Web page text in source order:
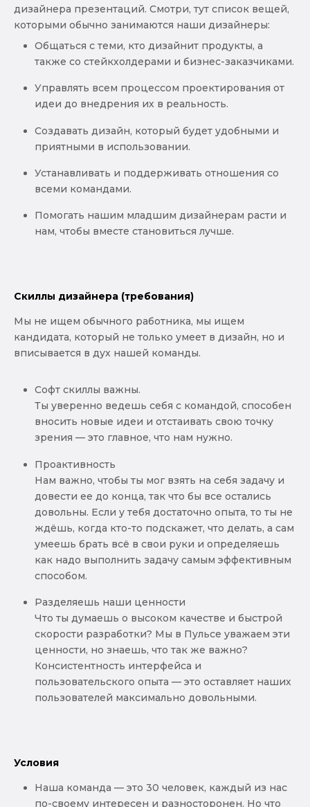
дизайнера презентаций. Cмотри, тут список вещей,
которыми обычно занимаются наши дизайнеры:
Общаться с теми, кто дизайнит продукты, а
также со стейкхолдерами и бизнес-заказчиками.
Управлять всем процессом проектирования от
идеи до внедрения их в реальность.
Создавать дизайн, который будет удобными и
приятными в использовании.
Устанавливать и поддерживать отношения со
всеми командами.
Помогать нашим младшим дизайнерам расти и
нам, чтобы вместе становиться лучше.
Скиллы дизайнера (требования)
Мы не ищем обычного работника, мы ищем
кандидата, который не только умеет в дизайн, но и
вписывается в дух нашей команды.
Cофт скиллы важны.
Ты уверенно ведешь себя с командой, способен
вносить новые идеи и отстаивать свою точку
зрения — это главное, что нам нужно.
Проактивность
Нам важно, чтобы ты мог взять на себя задачу и
довести ее до конца, так что бы все остались
довольны. Если у тебя достаточно опыта, то ты не
ждёшь, когда кто-то подскажет, что делать, а сам
умеешь брать всё в свои руки и определяешь
как надо выполнить задачу самым эффективным
способом.
Разделяешь наши ценности
Что ты думаешь о высоком качестве и быстрой
скорости разработки? Мы в Пульсе уважаем эти
ценности, но знаешь, что так же важно?
Консистентность интерфейса и
пользовательского опыта — это оставляет наших
пользователей максимально довольными.
Условия
Наша команда — это 30 человек, каждый из нас
по-своему интересен и разносторонен. Но что